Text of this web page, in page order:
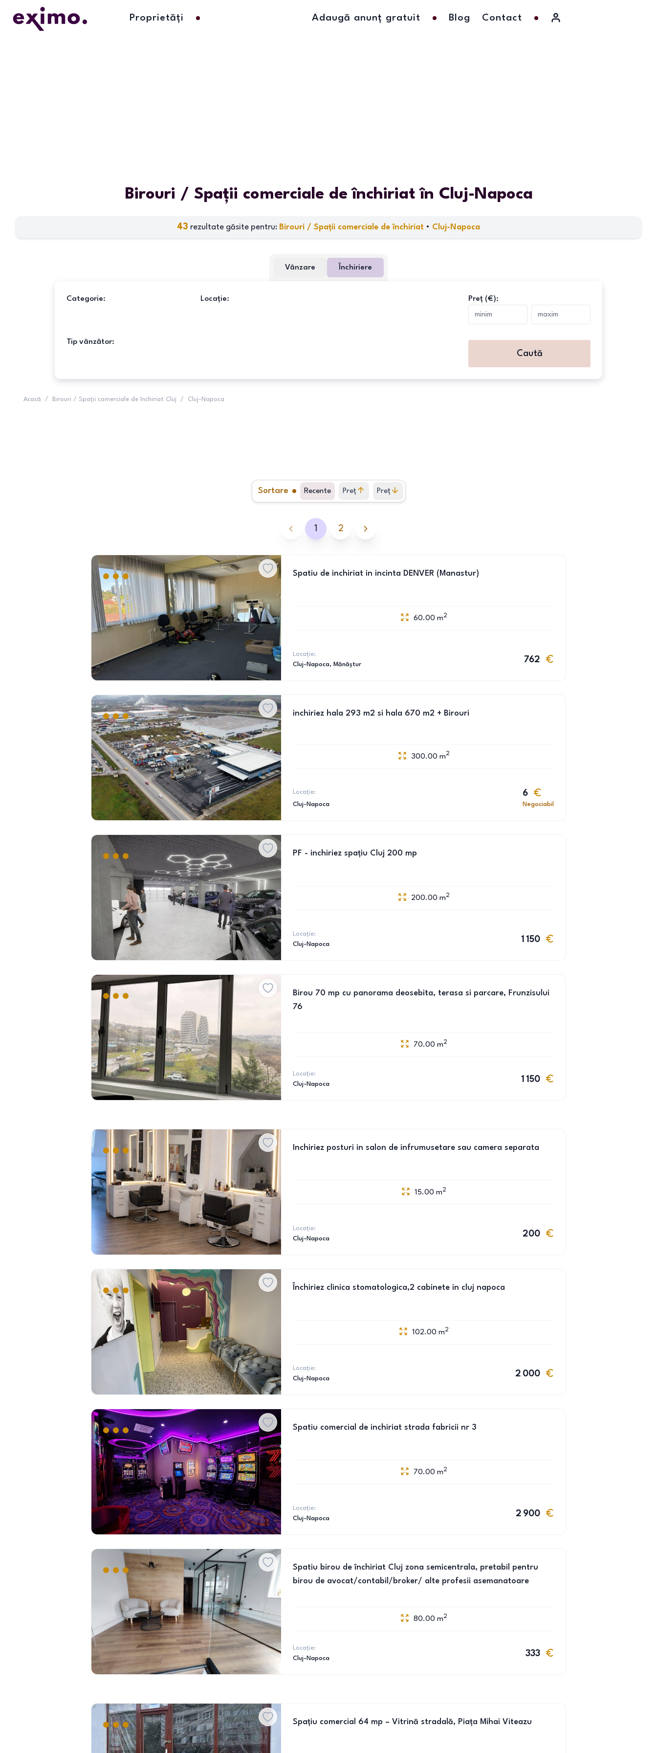
Proprietăți Adaugă anunț gratuit Blog Contact
Birouri / Spații comerciale de închiriat în Cluj-Napoca
43 rezultate găsite pentru: Birouri / Spații comerciale de închiriat • Cluj-Napoca
Vânzare Închiriere
Categorie: Locație: Preț (€):
Tip vânzător:
Caută
Acasă / Birouri / Spații comerciale de închiriat Cluj / Cluj-Napoca
Sortare Recente Preț
crescător
Preț
descrescător
1 2
Spatiu de inchiriat in incinta DENVER (Manastur)
60.00 m2
Locație:
Cluj-Napoca, Mănăștur
762
inchiriez hala 293 m2 si hala 670 m2 + Birouri
300.00 m2
Locație:
Cluj-Napoca
6
Negociabil
PF - inchiriez spațiu Cluj 200 mp
200.00 m2
Locație:
Cluj-Napoca
1 150
Birou 70 mp cu panorama deosebita, terasa si parcare, Frunzisului
76
70.00 m2
Locație:
Cluj-Napoca
1 150
Inchiriez posturi in salon de infrumusetare sau camera separata
15.00 m2
Locație:
Cluj-Napoca
200
Închiriez clinica stomatologica,2 cabinete in cluj napoca
102.00 m2
Locație:
Cluj-Napoca
2 000
Spatiu comercial de inchiriat strada fabricii nr 3
70.00 m2
Locație:
Cluj-Napoca
2 900
Spatiu birou de închiriat Cluj zona semicentrala, pretabil pentru
birou de avocat/contabil/broker/ alte profesii asemanatoare
80.00 m2
Locație:
Cluj-Napoca
333
Spațiu comercial 64 mp – Vitrină stradală, Piața Mihai Viteazu